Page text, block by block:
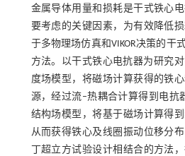
金属导体用量和损耗是干式铁心
要考虑的关键因素，为有效降低
于多物理场仿真和VIKOR决策的干
方法。以干式铁心电抗器为研究
度场模型，将磁场计算获得的铁
源，经过流–热耦合计算得到电抗
结构场模型，将基于磁场计算得
从而获得铁心及线圈振动位移分
丁超立方试验设计相结合的方法